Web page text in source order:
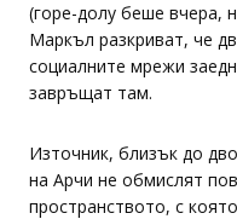
(горе-долу беше вчера,
Маркъл разкриват, че
социалните мрежи
завръщат там.
Източник, близък до
на Арчи не обмислят
пространството, с